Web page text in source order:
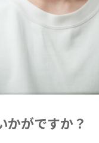
かがですか？